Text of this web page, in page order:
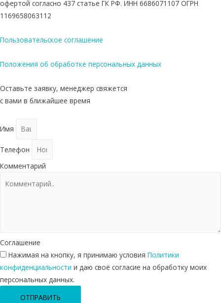
офертой согласно 437 статье ГК РФ. ИНН 6686071107 ОГРН
1169658063112
Пользовательское соглашение
Положения об обработке персональных данных
Оставьте заявку, менеджер свяжется
с вами в ближайшее время
Имя
Телефон
Комментарий
Соглашение
Нажимая на кнопку, я принимаю условия Политики
конфиденциальности и даю своё согласие на обработку моих
персональных данных.
ОТПРАВИТЬ